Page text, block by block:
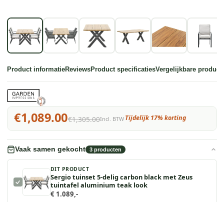
Product informatieReviewsProduct specificatiesVergelijkbare
€1,089.00€1,305.00Incl. BTW Tijdelijk 17% korting
Vaak samen gekocht 3 producten
DIT PRODUCT
Sergio tuinset 5-delig carbon black met Zeus
tuintafel aluminium teak look
€ 1.089,-